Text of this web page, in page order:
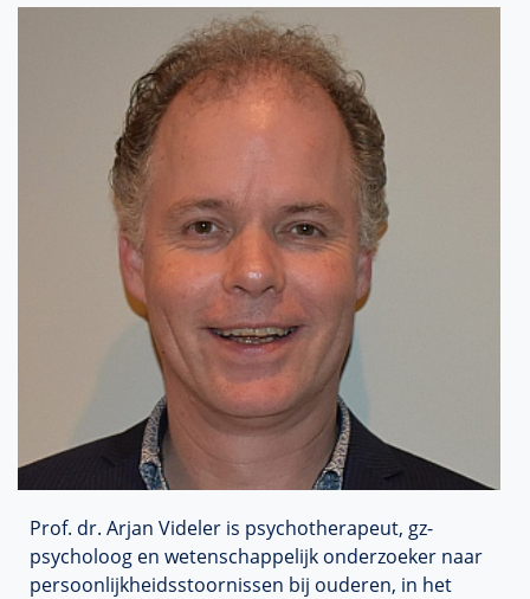
Prof. dr. Arjan Videler is psychotherapeut, gz-
psycholoog en wetenschappelijk onderzoeker naar
persoonlijkheidsstoornissen bij ouderen, in het